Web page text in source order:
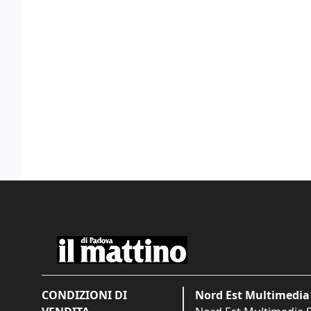
CONDIZIONI DI
Nord Est Multimedia